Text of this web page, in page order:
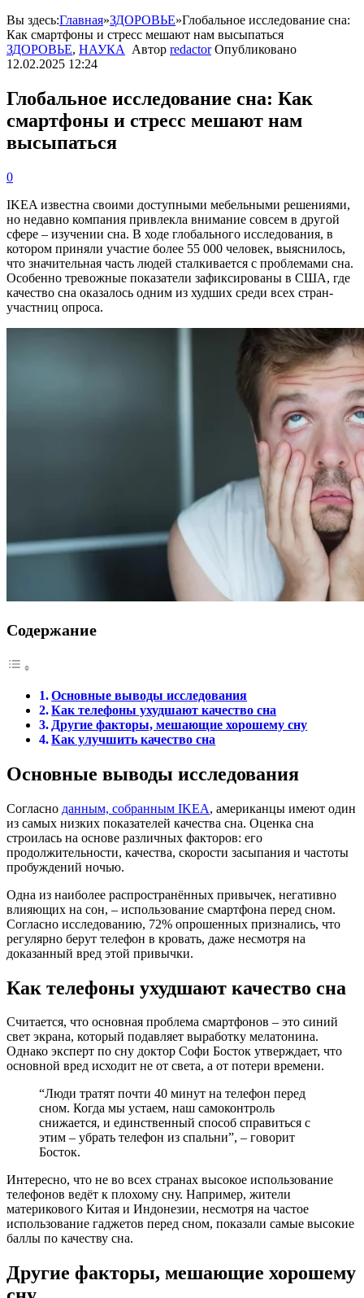
Вы здесь:Главная»ЗДОРОВЬЕ»Глобальное исследование сна:
Как смартфоны и стресс мешают нам высыпаться
ЗДОРОВЬЕ, НАУКА Автор redactor Опубликовано
12.02.2025 12:24
Глобальное исследование сна: Как
смартфоны и стресс мешают нам
высыпаться
0
IKEA известна своими доступными мебельными решениями,
но недавно компания привлекла внимание совсем в другой
сфере – изучении сна. В ходе глобального исследования, в
котором приняли участие более 55 000 человек, выяснилось,
что значительная часть людей сталкивается с проблемами сна.
Особенно тревожные показатели зафиксированы в США, где
качество сна оказалось одним из худших среди всех стран-
участниц опроса.
Содержание
Основные выводы исследования
Как телефоны ухудшают качество сна
Другие факторы, мешающие хорошему сну
Как улучшить качество сна
Основные выводы исследования
Согласно данным, собранным IKEA, американцы имеют один
из самых низких показателей качества сна. Оценка сна
строилась на основе различных факторов: его
продолжительности, качества, скорости засыпания и частоты
пробуждений ночью.
Одна из наиболее распространённых привычек, негативно
влияющих на сон, – использование смартфона перед сном.
Согласно исследованию, 72% опрошенных признались, что
регулярно берут телефон в кровать, даже несмотря на
доказанный вред этой привычки.
Как телефоны ухудшают качество сна
Считается, что основная проблема смартфонов – это синий
свет экрана, который подавляет выработку мелатонина.
Однако эксперт по сну доктор Софи Босток утверждает, что
основной вред исходит не от света, а от потери времени.
“Люди тратят почти 40 минут на телефон перед
сном. Когда мы устаем, наш самоконтроль
снижается, и единственный способ справиться с
этим – убрать телефон из спальни”, – говорит
Босток.
Интересно, что не во всех странах высокое использование
телефонов ведёт к плохому сну. Например, жители
материкового Китая и Индонезии, несмотря на частое
использование гаджетов перед сном, показали самые высокие
баллы по качеству сна.
Другие факторы, мешающие хорошему